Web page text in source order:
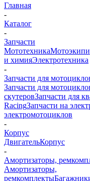
Главная
-
Каталог
-
Запчасти
Мототехника
и химияЭлектротехника
-
Запчасти для
Запчасти для
скутеровЗапчасти для
RacingЗапчасти на
электромотоциклов
-
Корпус
ДвигательКорпус
-
Амортизаторы,
Амортизаторы,
ремкомплекты